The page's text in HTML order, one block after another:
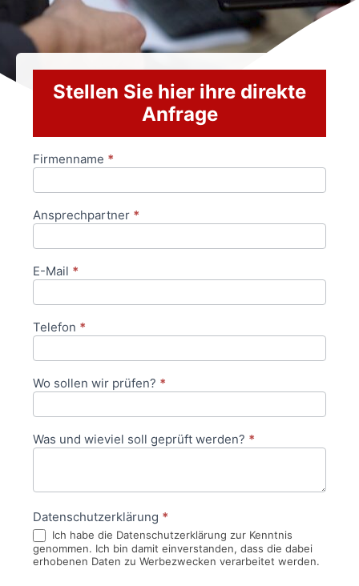
Stellen Sie hier ihre direkte
Anfrage
Anfrageformular
Firmenname *
Ansprechpartner *
E-Mail *
Telefon *
Wo sollen wir prüfen? *
Was und wieviel soll geprüft werden? *
Datenschutzerklärung *
Ich habe die Datenschutzerklärung zur Kenntnis
genommen. Ich bin damit einverstanden, dass die dabei
erhobenen Daten zu Werbezwecken verarbeitet werden.